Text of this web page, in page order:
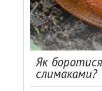
Як
слимаками?